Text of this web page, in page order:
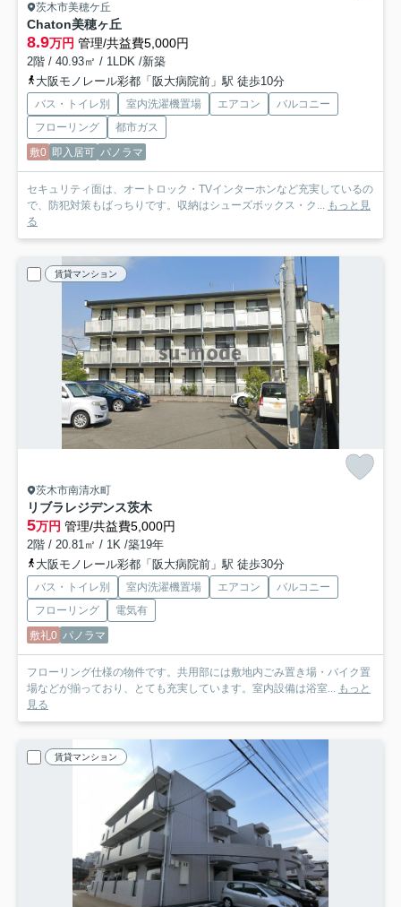
茨木市美穂ケ丘
Chaton美穂ヶ丘
8.9万円 管理/共益費5,000円
2階 / 40.93㎡ / 1LDK /新築
大阪モノレール彩都「阪大病院前」駅 徒歩10分
バス・トイレ別 室内洗濯機置場 エアコン
バルコニー
フローリング
都市ガス
敷0 即入居可 パノラマ
セキュリティ面は、オートロック・TVインターホンなど充実しているの
で、防犯対策もばっちりです。収納はシューズボックス・ク... もっと見
る
賃貸マンション
茨木市南清水町
リブラレジデンス茨木
5万円 管理/共益費5,000円
2階 / 20.81㎡ / 1K /築19年
大阪モノレール彩都「阪大病院前」駅 徒歩30分
バス・トイレ別 室内洗濯機置場 エアコン
バルコニー
フローリング
電気有
敷礼0 パノラマ
フローリング仕様の物件です。共用部には敷地内ごみ置き場・バイク置
場などが揃っており、とても充実しています。室内設備は浴室... もっと
見る
賃貸マンション